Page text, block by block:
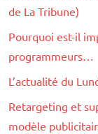
de La Tribune)
Pourquoi est-il
programmeurs…
L’actualité du
Retargeting et
modèle